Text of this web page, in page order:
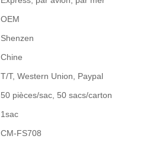
OEM
Shenzen
Chine
T/T, Western Union, Paypal
50 pièces/sac, 50 sacs/carton
1sac
CM-FS708